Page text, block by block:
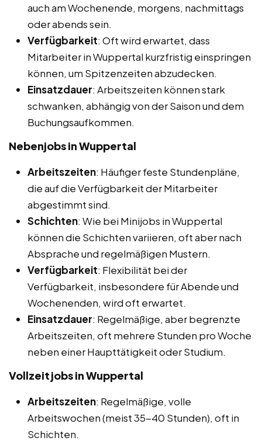
auch am Wochenende, morgens, nachmittags
oder abends sein.
Verfügbarkeit: Oft wird erwartet, dass
Mitarbeiter in Wuppertal kurzfristig einspringen
können, um Spitzenzeiten abzudecken.
Einsatzdauer: Arbeitszeiten können stark
schwanken, abhängig von der Saison und dem
Buchungsaufkommen.
Nebenjobs in Wuppertal
Arbeitszeiten: Häufiger feste Stundenpläne,
die auf die Verfügbarkeit der Mitarbeiter
abgestimmt sind.
Schichten: Wie bei Minijobs in Wuppertal
können die Schichten variieren, oft aber nach
Absprache und regelmäßigen Mustern.
Verfügbarkeit: Flexibilität bei der
Verfügbarkeit, insbesondere für Abende und
Wochenenden, wird oft erwartet.
Einsatzdauer: Regelmäßige, aber begrenzte
Arbeitszeiten, oft mehrere Stunden pro Woche
neben einer Haupttätigkeit oder Studium.
Vollzeitjobs in Wuppertal
Arbeitszeiten: Regelmäßige, volle
Arbeitswochen (meist 35-40 Stunden), oft in
Schichten.